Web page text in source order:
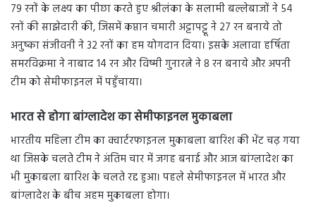
79 रनों के लक्ष्य का पीछा करते हुए श्रीलंका के सलामी बल्लेबाजों ने 54
रनों की साझेदारी की, जिसमें कप्तान चमारी अट्टापट्टू ने 27 रन बनाये तो
अनुष्का संजीवनी ने 32 रनों का हम योगदान दिया। इसके अलावा हर्षिता
समरविक्रमा ने नाबाद 14 रन और विष्मी गुनारत्ने ने 8 रन बनाये और अपनी
टीम को सेमीफाइनल में पहुँचाया।
भारत से होगा बांग्लादेश का सेमीफाइनल मुकाबला
भारतीय महिला टीम का क्वार्टरफाइनल मुकाबला बारिश की भेंट चढ़ गया
था जिसके चलते टीम ने अंतिम चार में जगह बनाई और आज बांग्लादेश का
भी मुकाबला बारिश के चलते रद्द हुआ। पहले सेमीफाइनल में भारत और
बांग्लादेश के बीच अहम मुकाबला होगा।